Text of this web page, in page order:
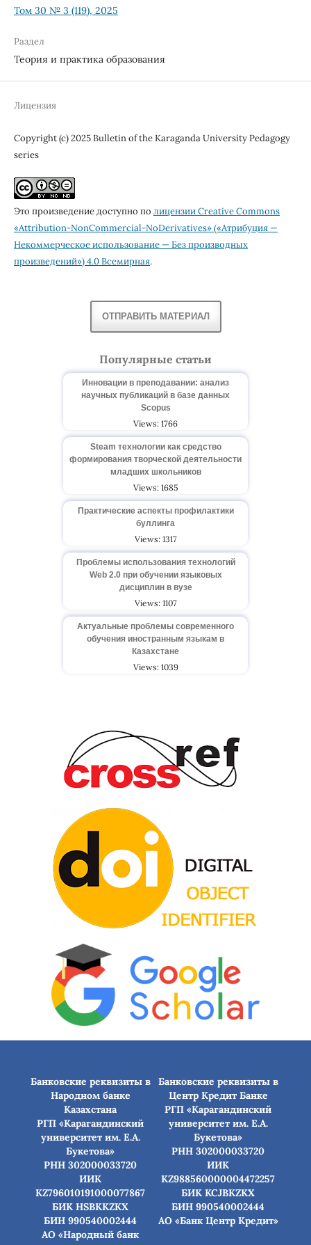
Том 30 № 3 (119), 2025
Раздел
Теория и практика образования
Лицензия
Copyright (c) 2025 Bulletin of the Karaganda University Pedagogy
series
Это произведение доступно по лицензии Creative Commons
«Attribution-NonCommercial-NoDerivatives» («Атрибуция —
Некоммерческое использование — Без производных
произведений») 4.0 Всемирная.
ОТПРАВИТЬ МАТЕРИАЛ
Популярные статьи
Инновации в преподавании: анализ
научных публикаций в базе данных
Scopus
Views: 1766
Steam технологии как средство
формирования творческой деятельности
младших школьников
Views: 1685
Практические аспекты профилактики
буллинга
Views: 1317
Проблемы использования технологий
Web 2.0 при обучении языковых
дисциплин в вузе
Views: 1107
Актуальные проблемы современного
обучения иностранным языкам в
Казахстане
Views: 1039
Банковские реквизиты в
Народном банке
Казахстана
РГП «Карагандинский
университет им. Е.А.
Букетова»
РНН 302000033720
ИИК
KZ796010191000077867
БИК HSBKKZKX
БИН 990540002444
АО «Народный банк
Банковские реквизиты в
Центр Кредит Банке
РГП «Карагандинский
университет им. Е.А.
Букетова»
РНН 302000033720
ИИК
KZ988560000004472257
БИК КСJBKZKX
БИН 990540002444
АО «Банк Центр Кредит»